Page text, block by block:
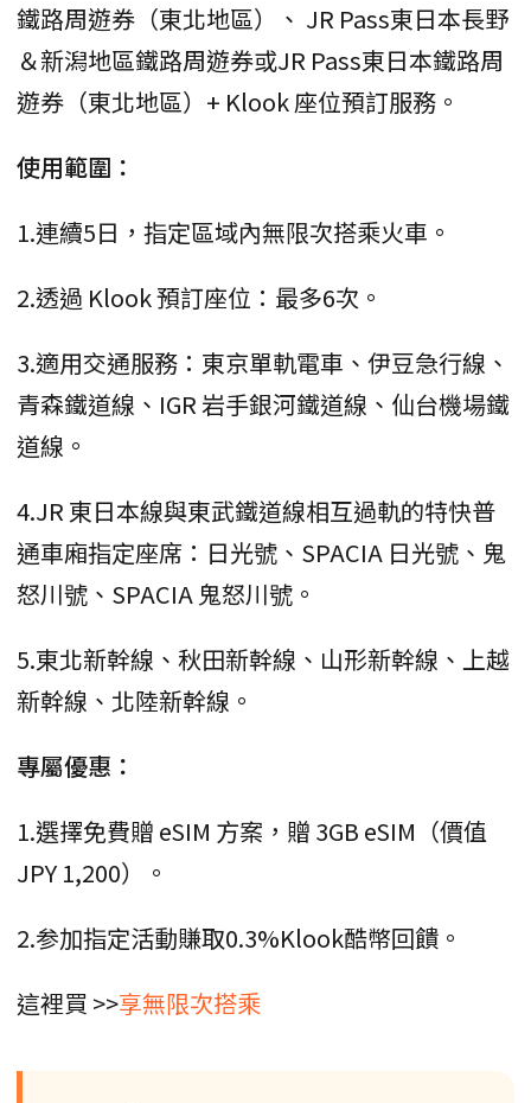
鐵路周遊券（東北地區）、 JR Pass東日本長野
＆新潟地區鐵路周遊券或JR Pass東日本鐵路周
遊券（東北地區）+ Klook 座位預訂服務。
使用範圍：
1.連續5日，指定區域內無限次搭乘火車。
2.透過 Klook 預訂座位：最多6次。
3.適用交通服務：東京單軌電車、伊豆急行線、
青森鐵道線、IGR 岩手銀河鐵道線、仙台機場鐵
道線。
4.JR 東日本線與東武鐵道線相互過軌的特快普
通車廂指定座席：日光號、SPACIA 日光號、鬼
怒川號、SPACIA 鬼怒川號。
5.東北新幹線、秋田新幹線、山形新幹線、上越
新幹線、北陸新幹線。
專屬優惠：
1.選擇免費贈 eSIM 方案，贈 3GB eSIM（價值
JPY 1,200）。
2.参加指定活動賺取0.3%Klook酷幣回饋。
這裡買 >>享無限次搭乘